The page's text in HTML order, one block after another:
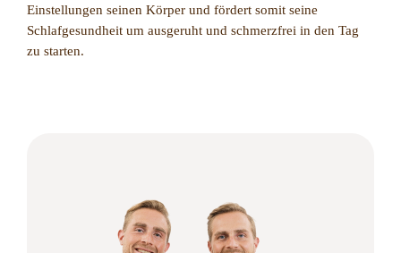
Einstellungen seinen Körper und fördert somit seine
Schlafgesundheit um ausgeruht und schmerzfrei in den Tag
zu starten.